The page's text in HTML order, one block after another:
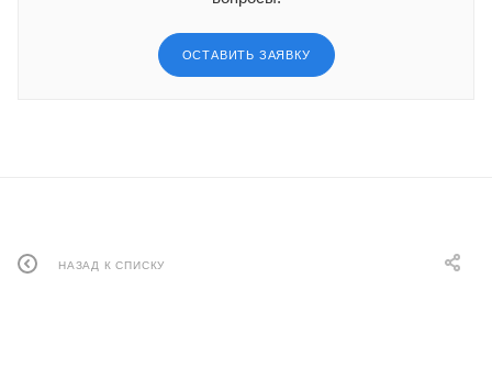
ОСТАВИТЬ ЗАЯВКУ
НАЗАД К СПИСКУ